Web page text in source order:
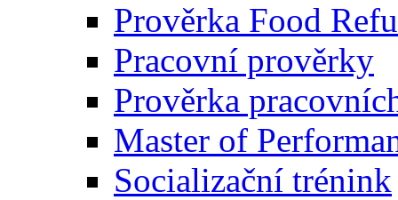
Prověrka Food
Pracovní prověrky
Prověrka
Master of
Socializační trénink